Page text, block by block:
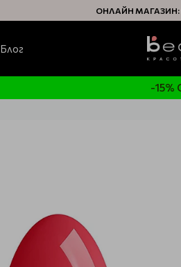
ОНЛАЙН МАГАЗИН:
Блог
-15%